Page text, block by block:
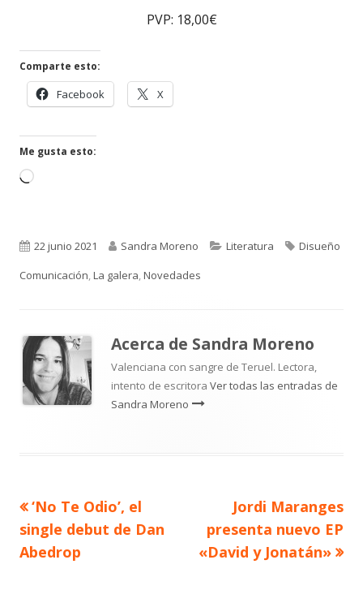
PVP: 18,00€
Comparte esto:
Facebook
en
X
en
Me gusta esto:
Cargando...
Publicado
el
22 junio 2021 Autor
Sandra Moreno Categorías
Literatura Etiquetas
Disueño
Comunicación,La galera,Novedades
Acerca de Sandra Moreno
Valenciana con sangre de Teruel. Lectora,
intento de escritora Ver todas las entradas de
Sandra Moreno
Navegación
de
Artículo
anterior
‘No Te Odio’, el
single debut de Dan
Abedrop
Artículo
siguiente
Jordi Maranges
presenta nuevo EP
«David y Jonatán»